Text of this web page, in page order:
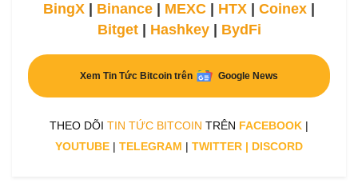
BingX Binance MEXC HTX Coinex
Bitget| Hashkey| BydFi
Xem Tin Tức Bitcoin trên Google News
THEO DÕI TIN TỨC BITCOIN TRÊN FACEBOOK |
YOUTUBE | TELEGRAM | TWITTER | DISCORD